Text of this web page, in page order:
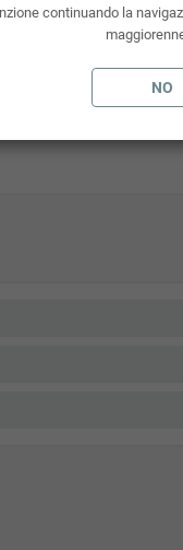
del marchio
inserito nella
. Imposta di
sul mercato.
continuando la
NO